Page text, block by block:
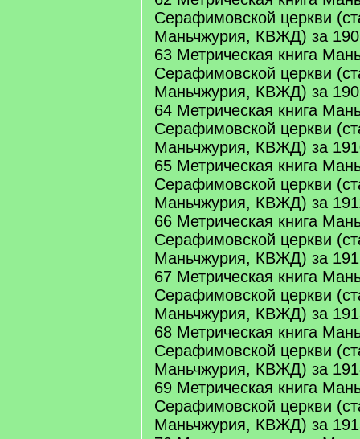
Серафимовской церкви
Маньчжурия, КВЖД) за
63 Метрическая книга
Серафимовской церкви
Маньчжурия, КВЖД) за
64 Метрическая книга
Серафимовской церкви
Маньчжурия, КВЖД) за
65 Метрическая книга
Серафимовской церкви
Маньчжурия, КВЖД) за
66 Метрическая книга
Серафимовской церкви
Маньчжурия, КВЖД) за
67 Метрическая книга
Серафимовской церкви
Маньчжурия, КВЖД) за
68 Метрическая книга
Серафимовской церкви
Маньчжурия, КВЖД) за
69 Метрическая книга
Серафимовской церкви
Маньчжурия, КВЖД) за